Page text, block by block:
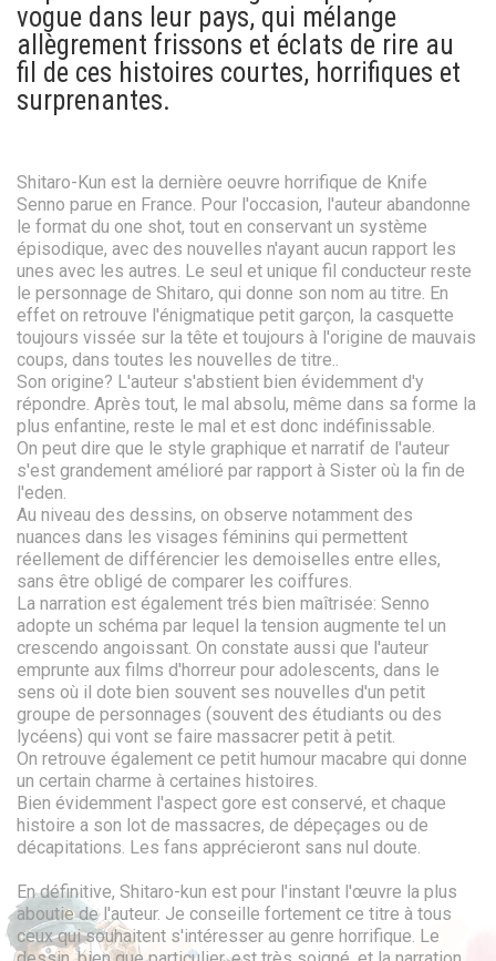
vogue dans leur pays, qui mélange
allègrement frissons et éclats de rire au
fil de ces histoires courtes, horrifiques et
surprenantes.
Shitaro-Kun est la dernière oeuvre horrifique de Knife
Senno parue en France. Pour l'occasion, l'auteur abandonne
le format du one shot, tout en conservant un système
épisodique, avec des nouvelles n'ayant aucun rapport les
unes avec les autres. Le seul et unique fil conducteur reste
le personnage de Shitaro, qui donne son nom au titre. En
effet on retrouve l'énigmatique petit garçon, la casquette
toujours vissée sur la tête et toujours à l'origine de mauvais
coups, dans toutes les nouvelles de titre..
Son origine? L'auteur s'abstient bien évidemment d'y
répondre. Après tout, le mal absolu, même dans sa forme la
plus enfantine, reste le mal et est donc indéfinissable.
On peut dire que le style graphique et narratif de l'auteur
s'est grandement amélioré par rapport à Sister où la fin de
l'eden.
Au niveau des dessins, on observe notamment des
nuances dans les visages féminins qui permettent
réellement de différencier les demoiselles entre elles,
sans être obligé de comparer les coiffures.
La narration est également trés bien maîtrisée: Senno
adopte un schéma par lequel la tension augmente tel un
crescendo angoissant. On constate aussi que l'auteur
emprunte aux films d'horreur pour adolescents, dans le
sens où il dote bien souvent ses nouvelles d'un petit
groupe de personnages (souvent des étudiants ou des
lycéens) qui vont se faire massacrer petit à petit.
On retrouve également ce petit humour macabre qui donne
un certain charme à certaines histoires.
Bien évidemment l'aspect gore est conservé, et chaque
histoire a son lot de massacres, de dépeçages ou de
décapitations. Les fans apprécieront sans nul doute.
En définitive, Shitaro-kun est pour l'instant l'œuvre la plus
aboutie de l'auteur. Je conseille fortement ce titre à tous
ceux qui souhaitent s'intéresser au genre horrifique. Le